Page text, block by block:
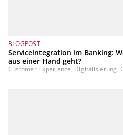
BLOGPOST
Serviceintegration im Banking:
aus einer Hand geht?
Customer Experience, Digitalisierung,